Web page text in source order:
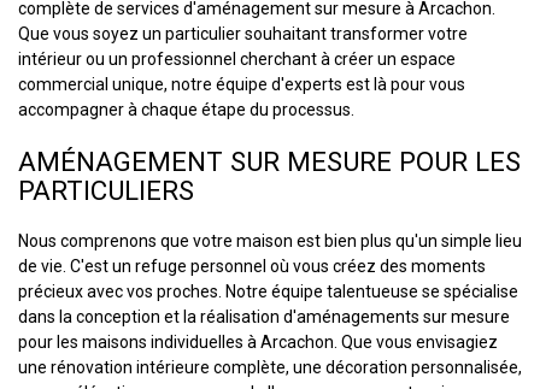
complète de services d'aménagement sur mesure à Arcachon.
Que vous soyez un particulier souhaitant transformer votre
intérieur ou un professionnel cherchant à créer un espace
commercial unique, notre équipe d'experts est là pour vous
accompagner à chaque étape du processus.
AMÉNAGEMENT SUR MESURE POUR LES
PARTICULIERS
Nous comprenons que votre maison est bien plus qu'un simple lieu
de vie. C'est un refuge personnel où vous créez des moments
précieux avec vos proches. Notre équipe talentueuse se spécialise
dans la conception et la réalisation d'aménagements sur mesure
pour les maisons individuelles à Arcachon. Que vous envisagiez
une rénovation intérieure complète, une décoration personnalisée,